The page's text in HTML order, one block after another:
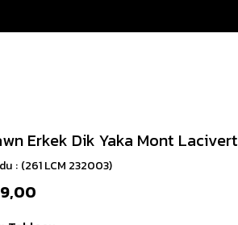
Erkek Dik Yaka Mont Lacivert
(261 LCM 232003)